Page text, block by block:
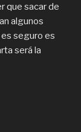
que sacar de
algunos
seguro es
será la